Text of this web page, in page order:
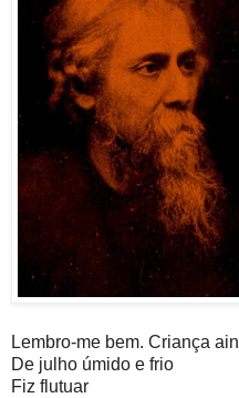
Lembro-me bem. Criança
De julho úmido e frio
Fiz flutuar